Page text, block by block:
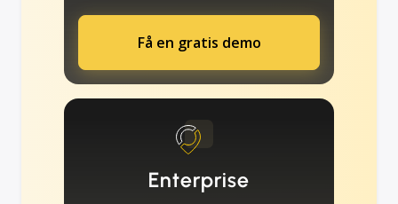
Få en gratis demo
Enterprise